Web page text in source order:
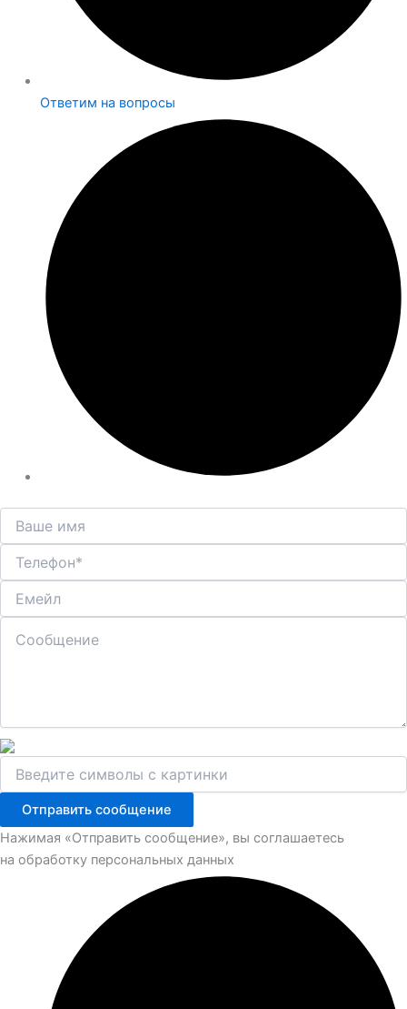
Ответим на вопросы
Отправить сообщение
Нажимая «Отправить сообщение», вы соглашаетесь
на обработку персональных данных